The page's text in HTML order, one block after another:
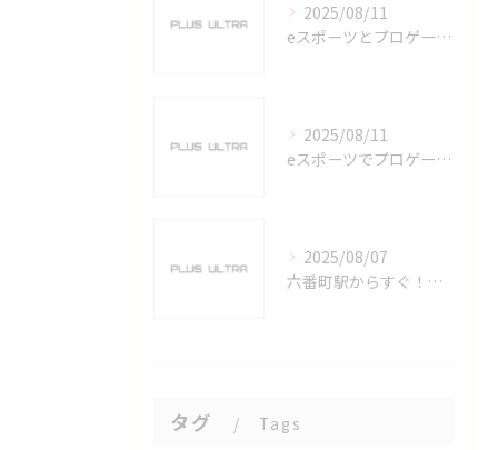
2025/08/11
eスポーツとプロゲーマーを六番町駅で目指すための実践ガイド
2025/08/11
eスポーツでプロゲーマーを目指す愛知県名古屋市の最新キャリアガイド
2025/08/07
六番町駅からすぐ！名古屋のeスポーツ施設で快適なプレイ環境を確保
タグ Tags